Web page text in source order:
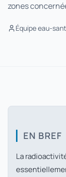
zones
Équipe eau-
EN BREF
La